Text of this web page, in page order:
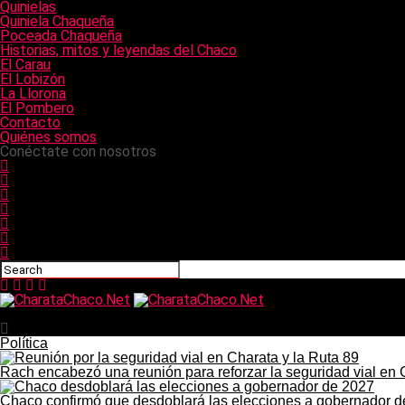
Quinielas
Quiniela Chaqueña
Poceada Chaqueña
Historias, mitos y leyendas del Chaco
El Carau
El Lobizón
La Llorona
El Pombero
Contacto
Quiénes somos
Conéctate con nosotros
Política
Rach encabezó una reunión para reforzar la seguridad vial en
Chaco confirmó que desdoblará las elecciones a gobernador